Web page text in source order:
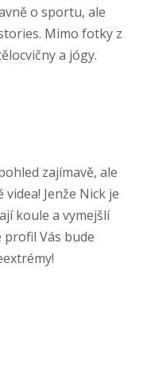
o sportu, ale
Mimo fotky z
a jógy.
zajímavě, ale
Jenže Nick je
koule a vymejšlí
Vás bude